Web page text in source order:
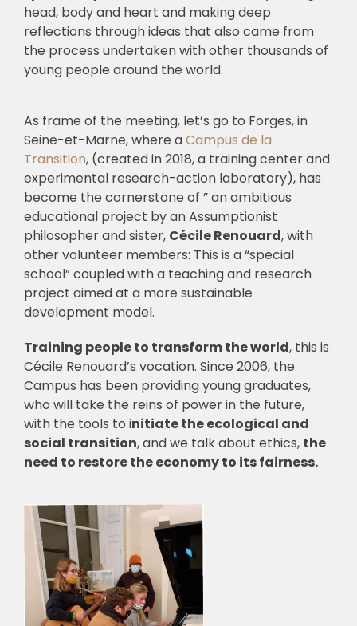
head, body and heart and making deep
reflections through ideas that also came from
the process undertaken with other thousands of
young people around the world.
As frame of the meeting, let’s go to Forges, in
Seine-et-Marne, where aCampus de la
Transition, (created in 2018, a training center and
experimental research-action laboratory), has
become the cornerstone of ” an ambitious
educational project by an Assumptionist
philosopher and sister, Cécile Renouard, with
other volunteer members: This is a “special
school” coupled with a teaching and research
project aimed at a more sustainable
development model.
Training people to transform the world, this is
Cécile Renouard’s vocation. Since 2006, the
Campus has been providing young graduates,
who will take the reins of power in the future,
with the tools to initiate the ecological and
social transition, and we talk about ethics, the
need to restore the economy to its fairness.